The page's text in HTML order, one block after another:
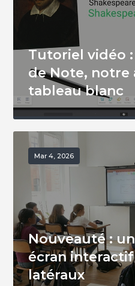
Tutoriel vidéo
de Note, notre
tableau blanc
Mar 4, 2026
Nouveauté :
écran
latéraux